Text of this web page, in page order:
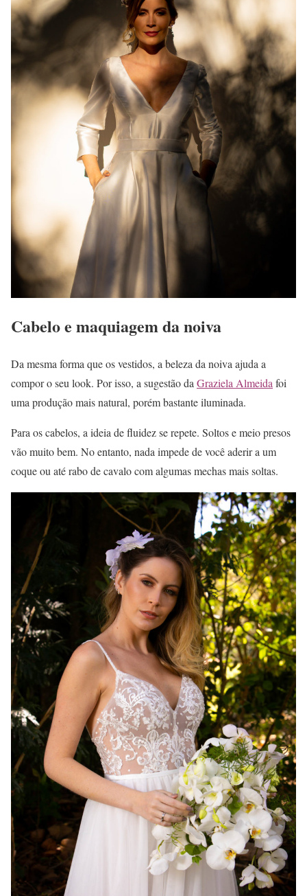
Cabelo e maquiagem da noiva
Da mesma forma que os vestidos, a beleza da noiva ajuda a
compor o seu look. Por isso, a sugestão daGraziela Almeidafoi
uma produção mais natural, porém bastante iluminada.
Para os cabelos, a ideia de fluidez se repete. Soltos e meio presos
vão muito bem. No entanto, nada impede de você aderir a um
coque ou até rabo de cavalo com algumas mechas mais soltas.